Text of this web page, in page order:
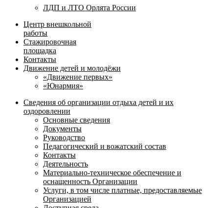
ЛДП и ЛТО Орлята России
Центр внешкольной
работы
Стажировочная
площадка
Контакты
Движение детей и молодёжи
«Движение первых»
«Юнармия»
Сведения об организации отдыха детей и их
оздоровлении
Основные сведения
Документы
Руководство
Педагогический и вожатский состав
Контакты
Деятельность
Материально-техническое обеспечение и
оснащенность Организации
Услуги, в том числе платные, предоставляемые
Организацией